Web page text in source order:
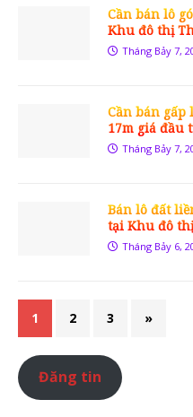
Cần bán lô
Khu đô thị
Tháng Bảy 7,
Cần bán gấp
17m giá đầu
Tháng Bảy 7,
Bán lô đất
tại Khu đô
Tháng Bảy 6,
1 2 3 »
Đăng tin